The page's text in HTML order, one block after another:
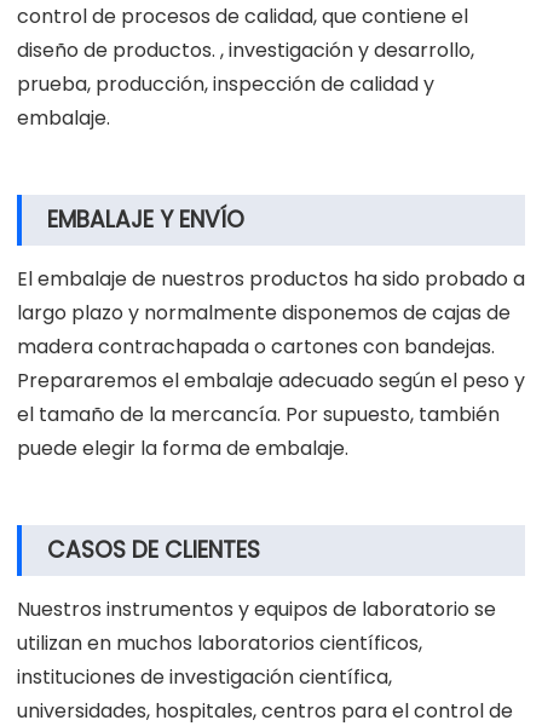
control de procesos de calidad, que contiene el
diseño de productos. , investigación y desarrollo,
prueba, producción, inspección de calidad y
embalaje.
EMBALAJE Y ENVÍO
El embalaje de nuestros productos ha sido probado a
largo plazo y normalmente disponemos de cajas de
madera contrachapada o cartones con bandejas.
Prepararemos el embalaje adecuado según el peso y
el tamaño de la mercancía. Por supuesto, también
puede elegir la forma de embalaje.
CASOS DE CLIENTES
Nuestros instrumentos y equipos de laboratorio se
utilizan en muchos laboratorios científicos,
instituciones de investigación científica,
universidades, hospitales, centros para el control de